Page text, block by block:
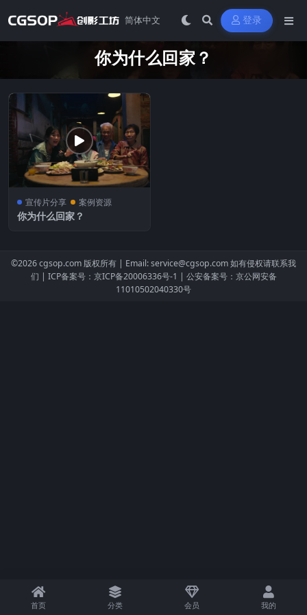
登录
你为什么回家？
宣传片分享 案例资源
你为什么回家？
©2026cgsop.com 版权所有 | Email: service@cgsop.com如有侵权请联系我
们 | ICP备案号：京ICP备20006336号-1 | 公安备案号：京公网安备
11010502040330号
首页 分类 会员 我的